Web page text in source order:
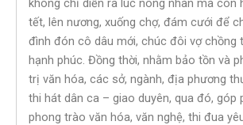
không chỉ diễn ra lúc nông nhàn mà còn
tết, lên nương, xuống chợ, đám cưới để
đình đón cô dâu mới, chúc đôi vợ chồng
hạnh phúc. Đồng thời, nhằm bảo tồn và
trị văn hóa, các sở, ngành, địa phương
thi hát dân ca – giao duyên, qua đó, góp
phong trào văn hóa, văn nghệ, thi đua